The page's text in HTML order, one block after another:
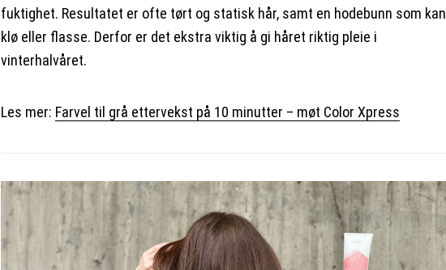
fuktighet. Resultatet er ofte tørt og statisk hår, samt en hodebunn som kan
klø eller flasse. Derfor er det ekstra viktig å gi håret riktig pleie i
vinterhalvåret.
Les mer: Farvel til grå ettervekst på 10 minutter – møt Color Xpress